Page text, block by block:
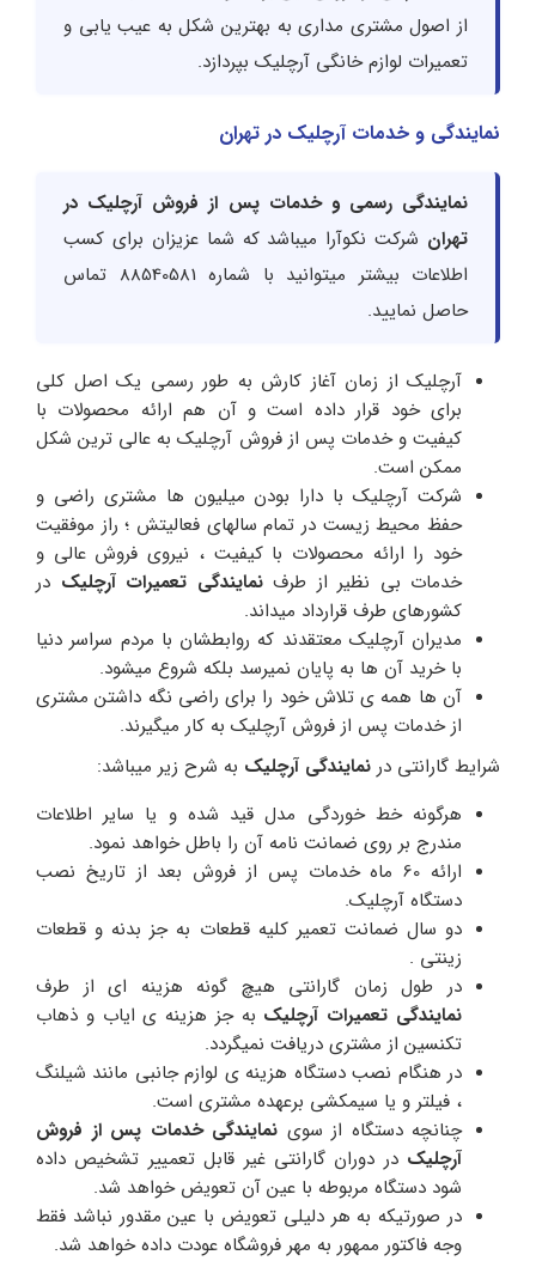
از اصول مشتری مداری به بهترین شکل به عیب یابی و
تعمیرات لوازم خانگی آرچلیک بپردازد.
نمایندگی و خدمات آرچلیک در تهران
نمایندگی رسمی و خدمات پس از فروش آرچلیک در
تهران شرکت نکوآرا میباشد که شما عزیزان برای کسب
اطلاعات بیشتر میتوانید با شماره 88540581 تماس
حاصل نمایید.
آرچلیک از زمان آغاز کارش به طور رسمی یک اصل کلی
برای خود قرار داده است و آن هم ارائه محصولات با
کیفیت و خدمات پس از فروش آرچلیک به عالی ترین شکل
ممکن است.
شرکت آرچلیک با دارا بودن میلیون ها مشتری راضی و
حفظ محیط زیست در تمام سالهای فعالیتش ؛ راز موفقیت
خود را ارائه محصولات با کیفیت ، نیروی فروش عالی و
خدمات بی نظیر از طرفنمایندگی تعمیرات آرچلیک در
کشورهای طرف قرارداد میداند.
مدیران آرچلیک معتقدند که روابطشان با مردم سراسر دنیا
با خرید آن ها به پایان نمیرسد بلکه شروع میشود.
آن ها همه ی تلاش خود را برای راضی نگه داشتن مشتری
از خدمات پس از فروش آرچلیک به کار میگیرند.
شرایط گارانتی در نمایندگی آرچلیک به شرح زیر میباشد:
هرگونه خط خوردگی مدل قید شده و یا سایر اطلاعات
مندرج بر روی ضمانت نامه آن را باطل خواهد نمود.
ارائه 60 ماه خدمات پس از فروش بعد از تاریخ نصب
دستگاه آرچلیک.
دو سال ضمانت تعمیر کلیه قطعات به جز بدنه و قطعات
زینتی .
در طول زمان گارانتی هیچ گونه هزینه ای از طرف
نمایندگی تعمیرات آرچلیک به جز هزینه ی ایاب و ذهاب
تکنسین از مشتری دریافت نمیگردد.
در هنگام نصب دستگاه هزینه ی لوازم جانبی مانند شیلنگ
، فیلتر و یا سیمکشی برعهده مشتری است.
چنانچه دستگاه از سوی نمایندگی خدمات پس از فروش
آرچلیک در دوران گارانتی غیر قابل تعمییر تشخیص داده
شود دستگاه مربوطه با عین آن تعویض خواهد شد.
در صورتیکه به هر دلیلی تعویض با عین مقدور نباشد فقط
وجه فاکتور ممهور به مهر فروشگاه عودت داده خواهد شد.